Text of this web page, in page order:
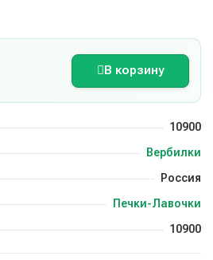
В корзину
10900
Вербилки
Россия
Печки-Лавочки
10900